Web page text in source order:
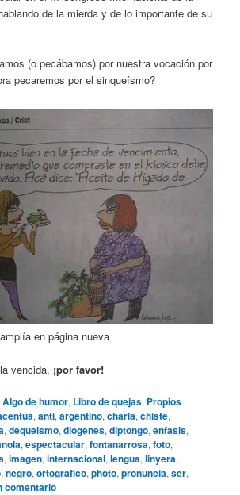
de la mierda y de lo importante de su
(o pecábamos) por nuestra vocación por
pecaremos por el sinqueísmo?
en página nueva
vencida, ¡por favor!
Algo de humor, Libro de quejas, Propios |
,anti,argentino,charla,chiste,
,dequeismo,diogenes,diptongo,enfasis,
,espectacular,fontanarrosa,foto,
,imagen,internacional,lengua,linyera,
,negro,ortografico,photo,pronuncia,ser,
comentario